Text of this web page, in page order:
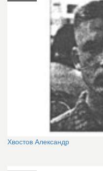
Хвостов Александр